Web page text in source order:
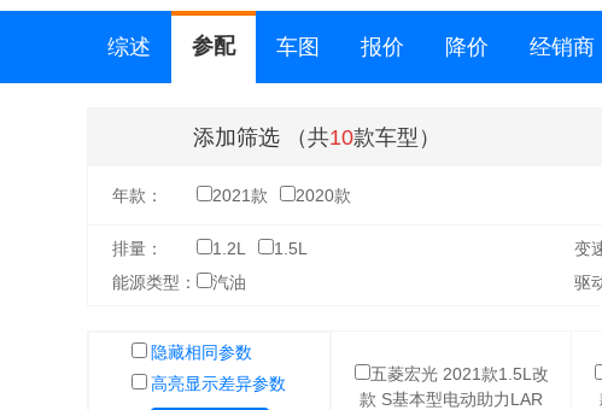
综述 参配 车图 报价 降价 经销商
添加筛选 （共10款车型）
年款： 2021款 2020款
排量： 1.2L 1.5L 变
能源类型：
汽油 驱
隐藏相同参数
高亮显示差异参数
五菱宏光 2021款1.5L改
款 S基本型电动助力LAR